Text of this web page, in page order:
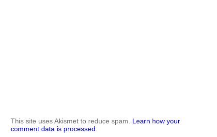
This site uses Akismet to reduce spam. Learn how your
comment data is processed.